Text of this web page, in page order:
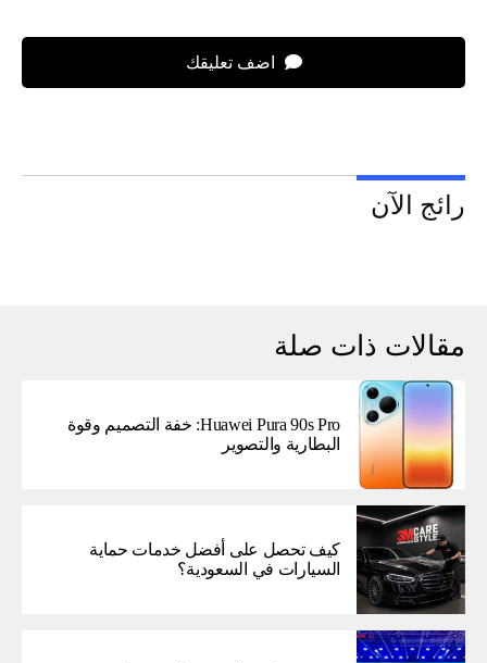
اضف تعليقك
رائج الآن
مقالات ذات صلة
Huawei Pura 90s Pro: خفة التصميم وقوة
البطارية والتصوير
كيف تحصل على أفضل خدمات حماية
السيارات في السعودية؟